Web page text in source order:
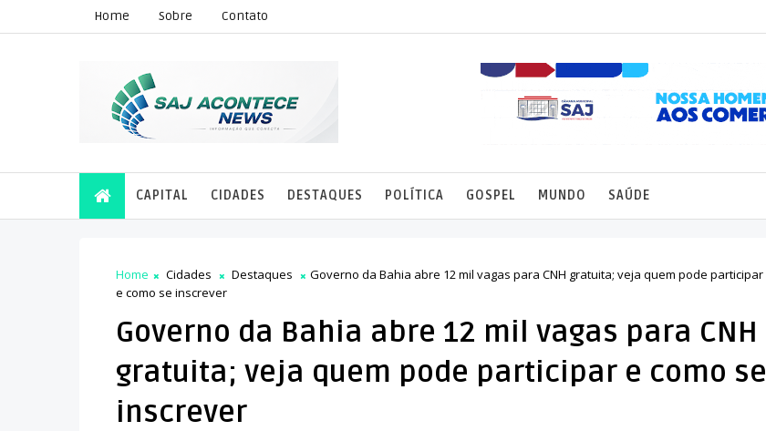
Home Sobre Contato
CAPITAL CIDADES DESTAQUES POLÍTICA GOSPEL MUNDO SAÚDE
Home Cidades Destaques
Governo da Bahia abre 12 mil vagas para CNH gratuita; veja quem pode participar
e como se inscrever
Governo da Bahia abre 12 mil vagas para CNH
gratuita; veja quem pode participar e como se
inscrever